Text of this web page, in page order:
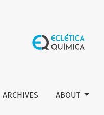
ARCHIVES ABOUT